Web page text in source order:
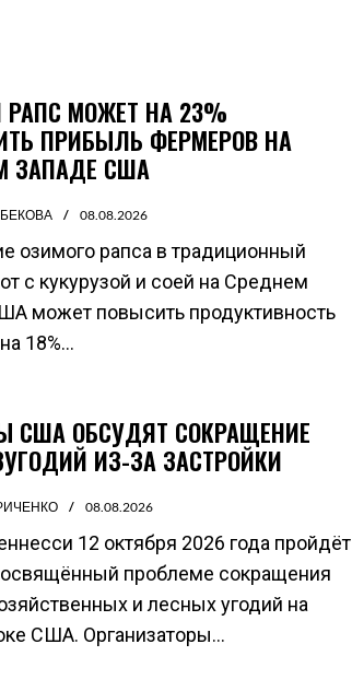
МОЖЕТ НА 23%
ПРИБЫЛЬ ФЕРМЕРОВ НА
ЗАПАДЕ США
08.08.2026
озимого рапса в традиционный
с кукурузой и соей на Среднем
может повысить продуктивность
18%...
США ОБСУДЯТ СОКРАЩЕНИЕ
ИЗ-ЗА ЗАСТРОЙКИ
08.08.2026
12 октября 2026 года пройдёт
проблеме сокращения
и лесных угодий на
США. Организаторы...